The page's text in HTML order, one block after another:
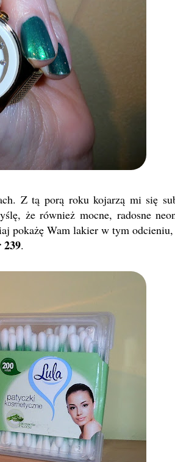
Z tą porą roku kojarzą mi się
że również mocne, radosne
pokażę Wam lakier w tym
.